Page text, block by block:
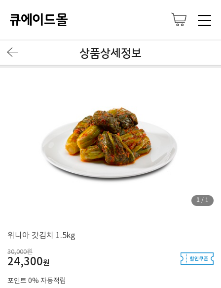
상품상세정보
1 / 1
위니아 갓김치 1.5kg
30,000원
24,300원
포인트 0% 자동적립